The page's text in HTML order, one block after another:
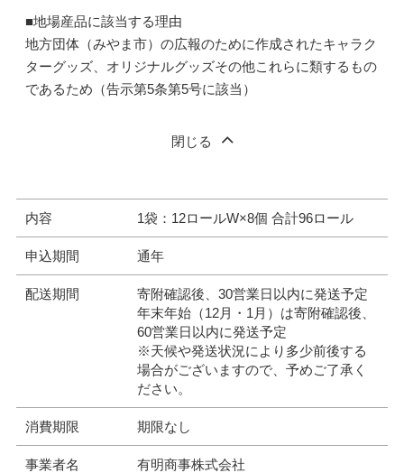
■地場産品に該当する理由
地方団体（みやま市）の広報のために作成されたキャラク
ターグッズ、オリジナルグッズその他これらに類するもの
であるため（告示第5条第5号に該当）
閉じる
内容 1袋：12ロールW×8個 合計96ロール
申込期間 通年
配送期間
寄附確認後、30営業日以内に発送予定
年末年始（12月・1月）は寄附確認後、
60営業日以内に発送予定
※天候や発送状況により多少前後する
場合がございますので、予めご了承く
ださい。
消費期限 期限なし
事業者名 有明商事株式会社